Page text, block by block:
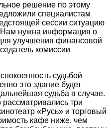
решение по этому
специалистам
сессии ситуацию
нужна информация о
улучшения финансовой
комиссии
судьбой
это здание будет
судьба в случае.
три
«Русь» и торговый
кафе ниже, чем